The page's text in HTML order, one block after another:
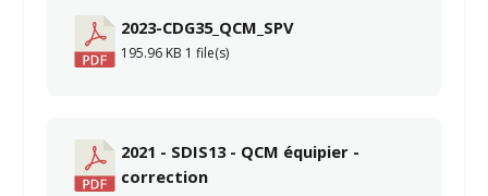
2023-CDG35_QCM_SPV
195.96 KB 1 file(s)
2021 - SDIS13 - QCM équipier -
correction